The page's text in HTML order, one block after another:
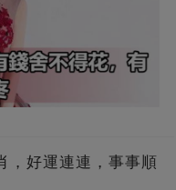
，好運連連，事事順